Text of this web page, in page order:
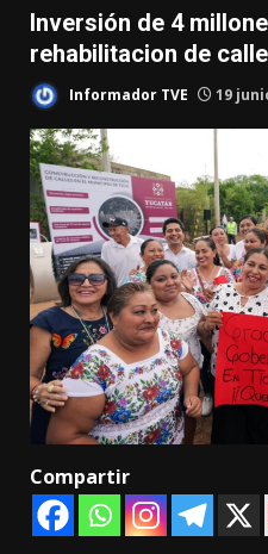
Inversión de 4
rehabilitacion de
Informador TVE 19
Compartir